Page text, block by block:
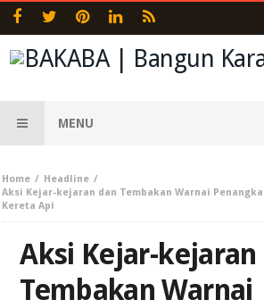
MENU
Home
Headline
Aksi Kejar-kejaran dan Tembakan Warnai
Kereta Api
Aksi Kejar-kejaran
Tembakan Warnai